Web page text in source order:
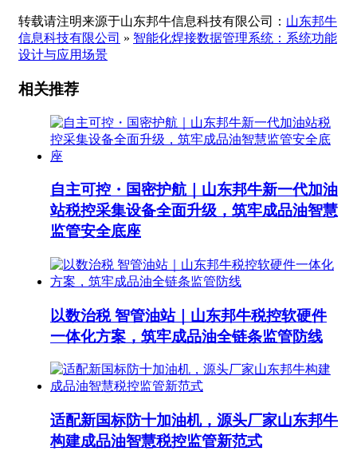
转载请注明来源于山东邦牛信息科技有限公司： 山东邦牛
信息科技有限公司 » 智能化焊接数据管理系统：系统功能
设计与应用场景
相关推荐
自主可控・国密护航｜山东邦牛新一代加油
站税控采集设备全面升级，筑牢成品油智慧
监管安全底座
以数治税 智管油站｜山东邦牛税控软硬件
一体化方案，筑牢成品油全链条监管防线
适配新国标防十加油机，源头厂家山东邦牛
构建成品油智慧税控监管新范式